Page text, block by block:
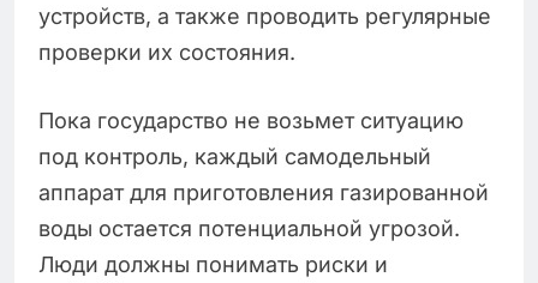
устройств, а также проводить регулярные
проверки их состояния.
Пока государство не возьмет ситуацию
под контроль, каждый самодельный
аппарат для приготовления газированной
воды остается потенциальной угрозой.
Люди должны понимать риски и